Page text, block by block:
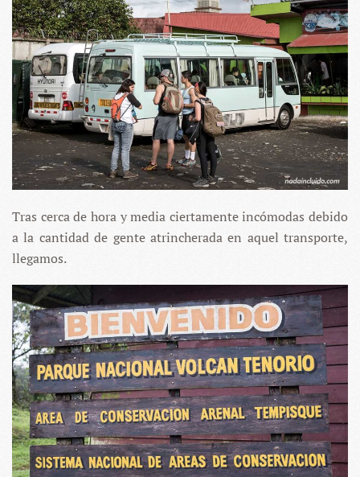
Tras cerca de hora y media ciertamente incómodas debido
a la cantidad de gente atrincherada en aquel transporte,
llegamos.